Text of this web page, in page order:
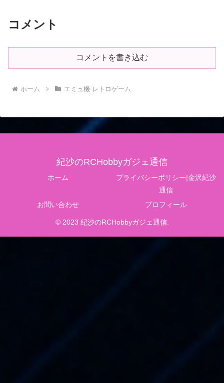
コメント
コメントを書き込む
ホーム エミュ機 レトロゲーム
紀沙のRCHobbyガジェ通信
ホーム
プライバシーポリシー|金沢紀沙
通信
お問い合わせ
プロフィール
© 2023 紀沙のRCHobbyガジェ通信.